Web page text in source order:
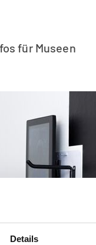
Details
für Museen